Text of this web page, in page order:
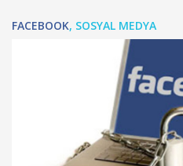
FACEBOOK, SOSYAL MEDYA